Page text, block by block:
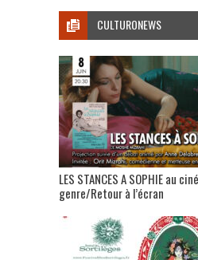
CULTURONEWS
LES STANCES A SOPHIE au
genre/Retour à l’écran